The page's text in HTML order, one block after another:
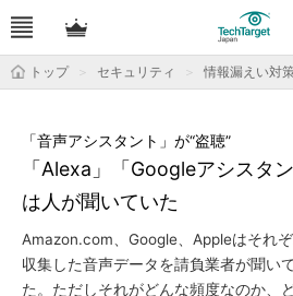
トップ セキュリティ 情報漏えい対
「Alexa」「Googleアシスタ
は人が聞いていた
「音声アシスタント」が“盗聴”
Amazon.com、Google、Appleはそれ
収集した音声データを請負業者が聞い
た。ただしそれがどんな頻度なのか、